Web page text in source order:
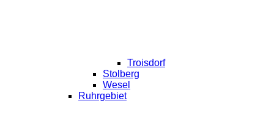
Troisdorf
Stolberg
Wesel
Ruhrgebiet